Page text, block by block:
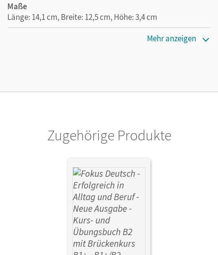
Maße
Länge: 14,1 cm, Breite: 12,5 cm, Höhe: 3,4 cm
Mehr anzeigen
Zugehörige Produkte